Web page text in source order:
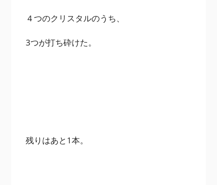
４つのクリスタルのうち、
3つが打ち砕けた。
残りはあと1本。